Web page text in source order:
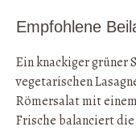
Empfohlene
Ein knackiger grüner
vegetarischen
Römersalat mit
Frische balanciert